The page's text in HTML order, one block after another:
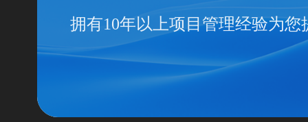
拥有10年以上项目管理经验为您